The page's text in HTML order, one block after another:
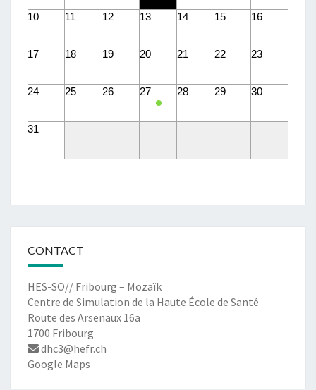
10 11 12 13 14 15 16
17 18 19 20 21 22 23
24 25 26 27 28 29 30
31
CONTACT
HES-SO// Fribourg – Mozaïk
Centre de Simulation de la Haute École de Santé
Route des Arsenaux 16a
1700 Fribourg
dhc3@hefr.ch
Google Maps